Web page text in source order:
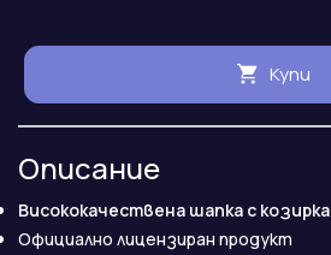
Купи
Описание
Висококачествена шапка с козирка
Официално лицензиран продукт